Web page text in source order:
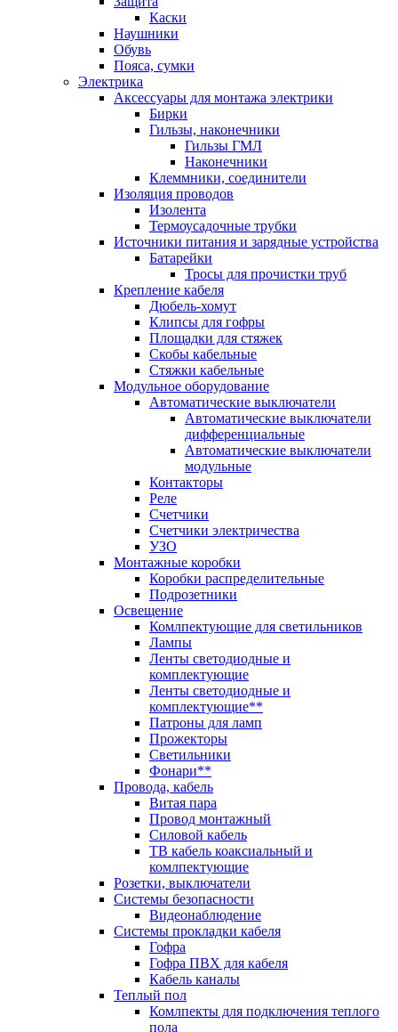
Каски
Наушники
Обувь
Пояса, сумки
Электрика
Аксессуары для монтажа электрики
Бирки
Гильзы, наконечники
Гильзы ГМЛ
Наконечники
Клеммники, соединители
Изоляция проводов
Изолента
Термоусадочные трубки
Источники питания и зарядные устройства
Батарейки
Тросы для прочистки труб
Крепление кабеля
Дюбель-хомут
Клипсы для гофры
Площадки для стяжек
Скобы кабельные
Стяжки кабельные
Модульное оборудование
Автоматические выключатели
Автоматические выключатели
дифференциальные
Автоматические выключатели
модульные
Контакторы
Реле
Счетчики
Счетчики электричества
УЗО
Монтажные коробки
Коробки распределительные
Подрозетники
Освещение
Комлпектующие для светильников
Лампы
Ленты светодиодные и
комплектующие
Ленты светодиодные и
комплектующие**
Патроны для ламп
Прожекторы
Светильники
Фонари**
Провода, кабель
Витая пара
Провод монтажный
Силовой кабель
ТВ кабель коаксиальный и
комлпектующие
Розетки, выключатели
Системы безопасности
Видеонаблюдение
Системы прокладки кабеля
Гофра
Гофра ПВХ для кабеля
Кабель каналы
Теплый пол
Комлпекты для подключения теплого
пола